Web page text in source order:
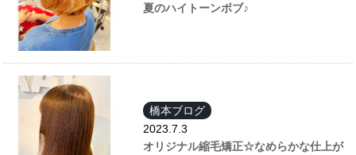
夏のハイトーンボブ♪
橋本ブログ
2023.7.3
オリジナル縮毛矯正☆なめらかな仕上が